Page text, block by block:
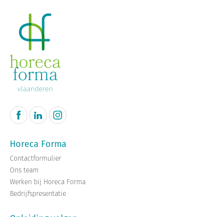
Horeca Forma
Contactformulier
Ons team
Werken bij Horeca Forma
Bedrijfspresentatie